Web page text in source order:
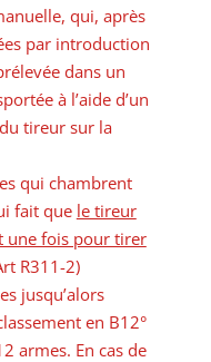
qui, après
par introduction
dans un
à l’aide d’un
tireur sur la
qui chambrent
fait que le tireur
une fois pour tirer
R311-2)
jusqu’alors
en B12°
armes. En cas de